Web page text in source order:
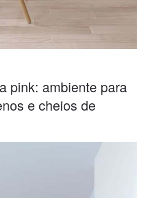
pink: ambiente para
e cheios de